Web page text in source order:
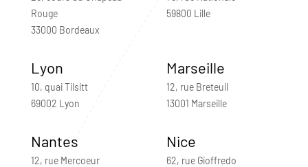
Rouge
33000 Bordeaux
59800 Lille
Lyon
10, quai Tilsitt
69002 Lyon
Marseille
12, rue Breteuil
13001 Marseille
Nantes
12, rue Mercoeur
Nice
62, rue Gioffredo